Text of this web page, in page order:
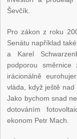
Ševčík.
Pro zákon z roku
Senátu například
a Karel
podporou
irácionálně
vláda, když ještě
Jako bychom snad
dotováním
ekonom Petr Mach.